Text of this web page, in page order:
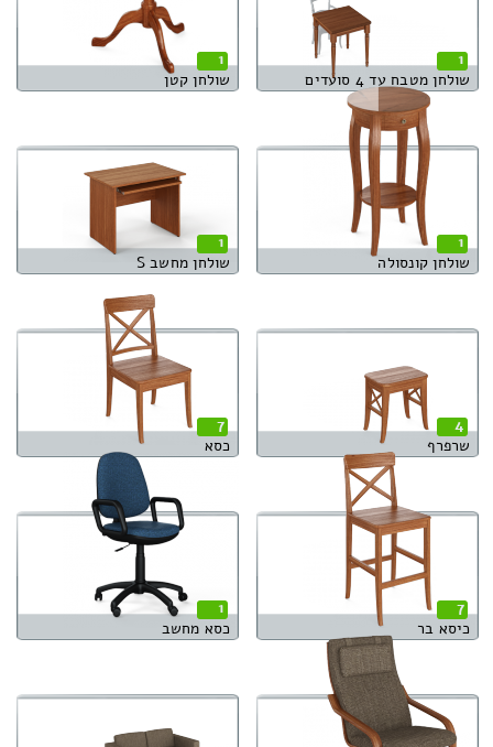
1
שולחן מטבח עד 4 סועדים
1
שולחן קטן
1
שולחן קונסולה
1
שולחן מחשב S
4
שרפרף
7
כסא
7
כיסא בר
1
כסא מחשב